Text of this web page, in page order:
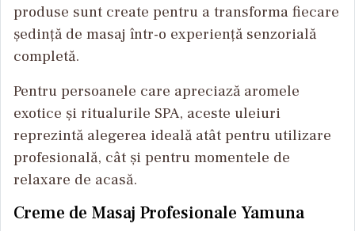
produse sunt create pentru a transforma fiecare
ședință de masaj într-o experiență senzorială
completă.
Pentru persoanele care apreciază aromele
exotice și ritualurile SPA, aceste uleiuri
reprezintă alegerea ideală atât pentru utilizare
profesională, cât și pentru momentele de
relaxare de acasă.
Creme de Masaj Profesionale Yamuna